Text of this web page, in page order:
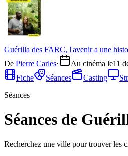
Guérilla des FARC, l'avenir a une
De Pierre Carles· Au cinéma le11
Fiche
Séances Casting
Séances
Séances de
Recherchez une ville pour trouver les